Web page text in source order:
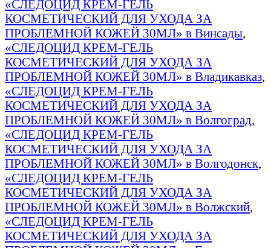
«СЛЕДОЦИД КРЕМ-ГЕЛЬ
КОСМЕТИЧЕСКИЙ ДЛЯ УХОДА ЗА
ПРОБЛЕМНОЙ КОЖЕЙ 30МЛ» в Винсады,
«СЛЕДОЦИД КРЕМ-ГЕЛЬ
КОСМЕТИЧЕСКИЙ ДЛЯ УХОДА ЗА
ПРОБЛЕМНОЙ КОЖЕЙ 30МЛ» в Владикавказ,
«СЛЕДОЦИД КРЕМ-ГЕЛЬ
КОСМЕТИЧЕСКИЙ ДЛЯ УХОДА ЗА
ПРОБЛЕМНОЙ КОЖЕЙ 30МЛ» в Волгоград,
«СЛЕДОЦИД КРЕМ-ГЕЛЬ
КОСМЕТИЧЕСКИЙ ДЛЯ УХОДА ЗА
ПРОБЛЕМНОЙ КОЖЕЙ 30МЛ» в Волгодонск,
«СЛЕДОЦИД КРЕМ-ГЕЛЬ
КОСМЕТИЧЕСКИЙ ДЛЯ УХОДА ЗА
ПРОБЛЕМНОЙ КОЖЕЙ 30МЛ» в Волжский,
«СЛЕДОЦИД КРЕМ-ГЕЛЬ
КОСМЕТИЧЕСКИЙ ДЛЯ УХОДА ЗА